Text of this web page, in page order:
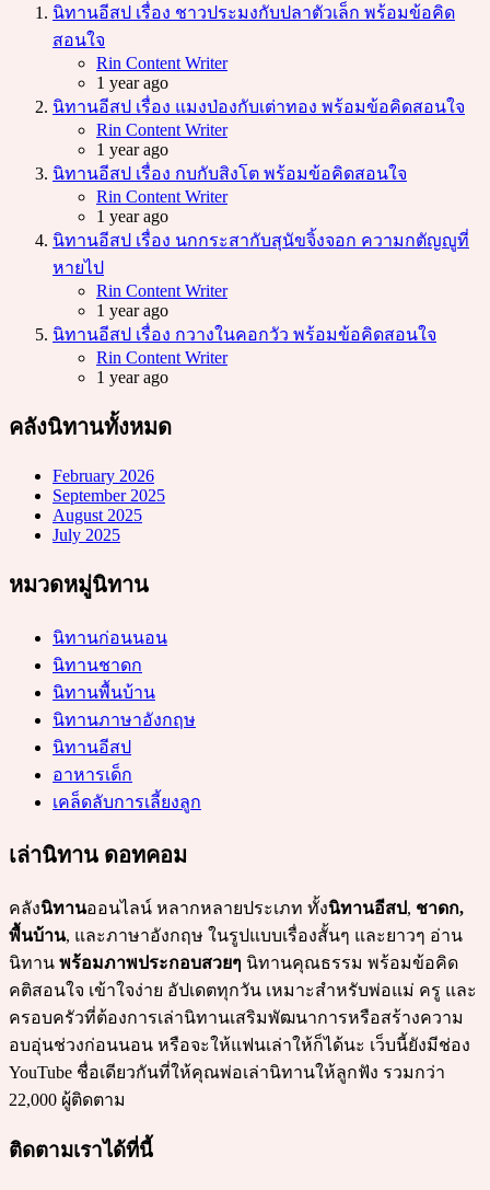
นิทานอีสป เรื่อง ชาวประมงกับปลาตัวเล็ก พร้อมข้อคิด
สอนใจ
Posted
Rin Content Writer
1 year ago
นิทานอีสป เรื่อง แมงป่องกับเต่าทอง พร้อมข้อคิดสอนใจ
Posted
Rin Content Writer
1 year ago
นิทานอีสป เรื่อง กบกับสิงโต พร้อมข้อคิดสอนใจ
Posted
Rin Content Writer
1 year ago
นิทานอีสป เรื่อง นกกระสากับสุนัขจิ้งจอก ความกตัญญูที่
หายไป
Posted
Rin Content Writer
1 year ago
นิทานอีสป เรื่อง กวางในคอกวัว พร้อมข้อคิดสอนใจ
Posted
Rin Content Writer
1 year ago
คลังนิทานทั้งหมด
February 2026
September 2025
August 2025
July 2025
หมวดหมู่นิทาน
นิทานก่อนนอน
นิทานชาดก
นิทานพื้นบ้าน
นิทานภาษาอังกฤษ
นิทานอีสป
อาหารเด็ก
เคล็ดลับการเลี้ยงลูก
เล่านิทาน ดอทคอม
คลังนิทานออนไลน์ หลากหลายประเภท ทั้งนิทานอีสป, ชาดก,
พื้นบ้าน, และภาษาอังกฤษ ในรูปแบบเรื่องสั้นๆ และยาวๆ อ่าน
นิทาน พร้อมภาพประกอบสวยๆ นิทานคุณธรรม พร้อมข้อคิด
คติสอนใจ เข้าใจง่าย อัปเดตทุกวัน เหมาะสำหรับพ่อแม่ ครู และ
ครอบครัวที่ต้องการเล่านิทานเสริมพัฒนาการหรือสร้างความ
อบอุ่นช่วงก่อนนอน หรือจะให้แฟนเล่าให้ก็ได้นะ เว็บนี้ยังมีช่อง
YouTube ชื่อเดียวกันที่ให้คุณพ่อเล่านิทานให้ลูกฟัง รวมกว่า
22,000 ผู้ติดตาม
ติดตามเราได้ที่นี้